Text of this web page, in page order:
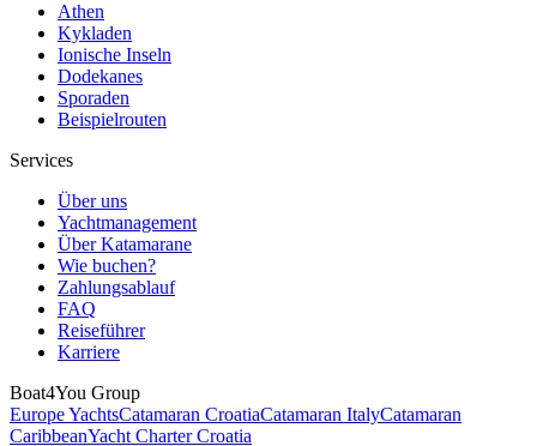
Athen
Kykladen
Ionische Inseln
Dodekanes
Sporaden
Beispielrouten
Services
Über uns
Yachtmanagement
Über Katamarane
Wie buchen?
Zahlungsablauf
FAQ
Reiseführer
Karriere
Boat4You Group
Europe YachtsCatamaran CroatiaCatamaran ItalyCatamaran
CaribbeanYacht Charter Croatia